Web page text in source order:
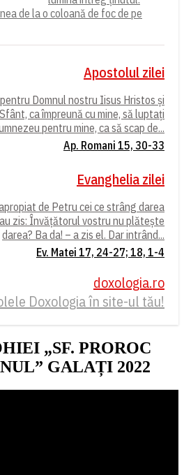
de la o coloană de foc de pe
Apostolul zilei
Domnul nostru Iisus Hristos și
ca împreună cu mine, să luptați
pentru mine, ca să scap de...
Ap. Romani 15, 30-33
Evanghelia zilei
de Petru cei ce strâng darea
zis: Învățătorul vostru nu plătește
darea? Ba da! – a zis el. Dar intrând...
Ev. Matei 17, 24-27; 18, 1-4
doxologia.ro
Doxologia în site-ul tău!
„SF. PROROC
GALAȚI 2022